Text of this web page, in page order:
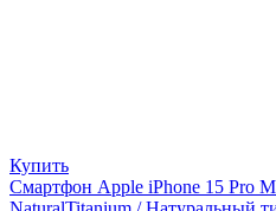
Купить
Смартфон Apple iPhone 15 Pro